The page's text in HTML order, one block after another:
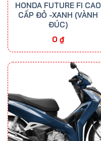
HONDA FUTURE FI CAO
CẤP ĐỎ -XANH (VÀNH
ĐÚC)
0 ₫